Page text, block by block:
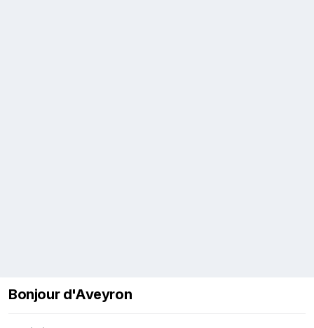
Bonjour d'Aveyron